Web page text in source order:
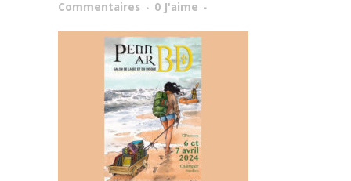
Commentaires
0 J'aime